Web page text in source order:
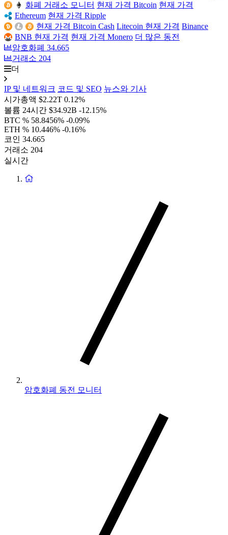
화폐 거래소 모니터 현재 가격 Bitcoin 현재 가격
Ethereum 현재 가격 Ripple
현재 가격 Bitcoin Cash Litecoin 현재 가격 Binance
BNB 현재 가격 현재 가격 Monero 더 많은 동전
암호화폐 34.665
거래소 204
더
IP 및 네트워크 코드 및 SEO 뉴스와 기사
시가총액 $2.22T 0.12%
볼륨 24시간 $34.92B -12.15%
BTC % 58.8456% -0.09%
ETH % 10.446% -0.16%
코인 34.665
거래소 204
실시간
암호화폐 동전 모니터